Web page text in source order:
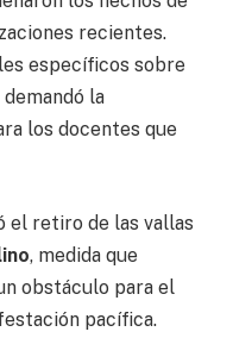
recientes.
específicos sobre
la
los docentes que
el retiro de las vallas
, medida que
obstáculo para el
pacífica.